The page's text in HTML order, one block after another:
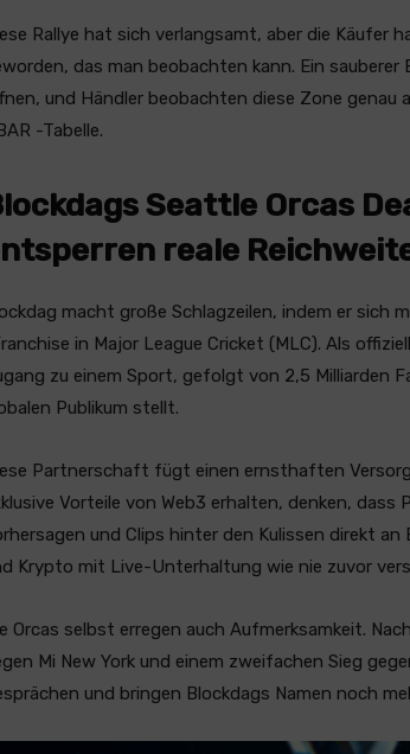
Rallye hat sich verlangsamt, aber die Käufer
das man beobachten kann. Ein
und Händler beobachten diese Zone
-Tabelle.
Seattle Orcas
reale
macht große Schlagzeilen, indem er sich
in Major League Cricket (MLC). Als
zu einem Sport, gefolgt von 2,5 Milliarden
Publikum stellt.
Partnerschaft fügt einen ernsthaften
Vorteile von Web3 erhalten, denken,
und Clips hinter den Kulissen direkt
Krypto mit Live-Unterhaltung wie nie zuvor
Orcas selbst erregen auch Aufmerksamkeit.
Mi New York und einem zweifachen Sieg
und bringen Blockdags Namen noch